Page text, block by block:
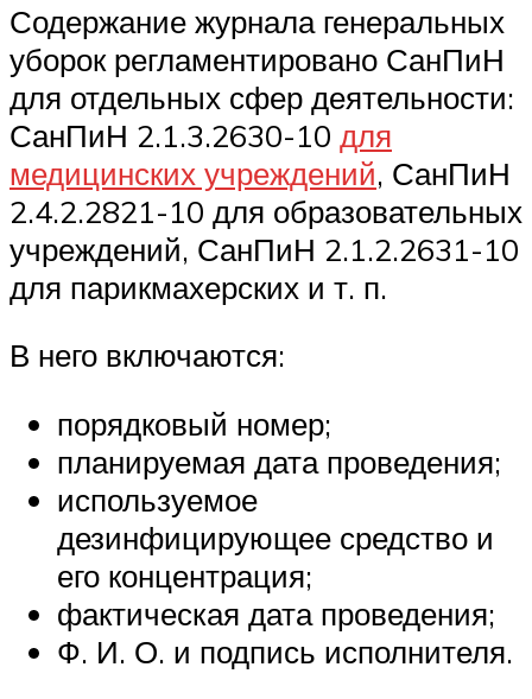
Содержание журнала генеральных
уборок регламентировано СанПиН
для отдельных сфер деятельности:
СанПиН 2.1.3.2630-10 для
медицинских учреждений, СанПиН
2.4.2.2821-10 для образовательных
учреждений, СанПиН 2.1.2.2631-10
для парикмахерских и т. п.
В него включаются:
порядковый номер;
планируемая дата проведения;
используемое
дезинфицирующее средство и
его концентрация;
фактическая дата проведения;
Ф. И. О. и подпись исполнителя.